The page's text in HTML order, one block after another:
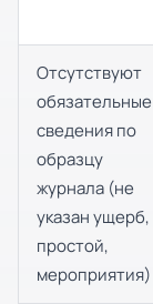
Отсутствуют
обязательные
сведения по
образцу
журнала (не
указан ущерб,
простой,
мероприятия)